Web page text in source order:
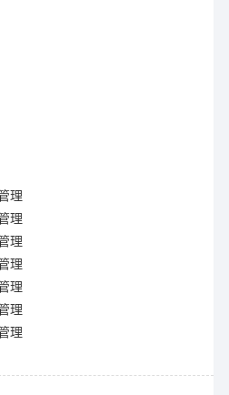
理
理
理
理
理
理
理